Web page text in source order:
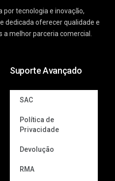
por tecnologia e inovação,
dedicada oferecer qualidade e
melhor parceria comercial.
Suporte Avançado
SAC
Política de
Privacidade
Devolução
RMA